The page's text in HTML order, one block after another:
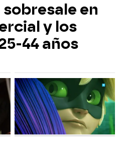
en
y los
44 años